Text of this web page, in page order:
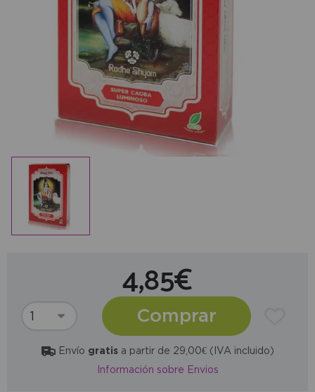
4,85€
Comprar
Envío gratisa partir de 29,00€ (IVA incluido)
Información sobre Envios